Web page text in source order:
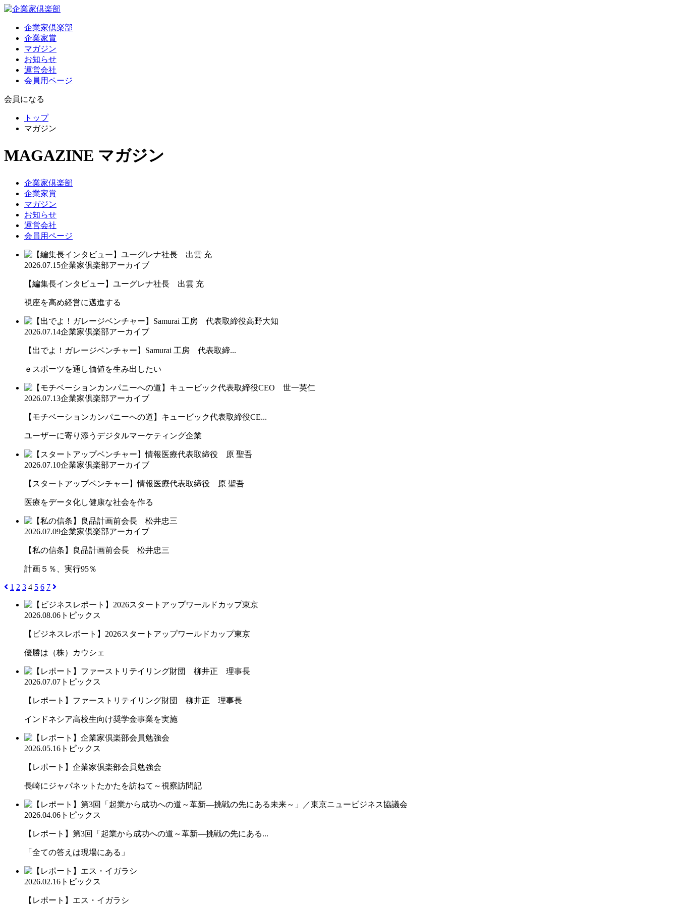
企業家倶楽部
企業家賞
マガジン
お知らせ
運営会社
会員用ページ
会員になる
トップ
マガジン
MAGAZINE マガジン
企業家倶楽部
企業家賞
マガジン
お知らせ
運営会社
会員用ページ
2026.07.15企業家倶楽部アーカイブ
【編集長インタビュー】ユーグレナ社長 出雲 充
視座を高め経営に邁進する
2026.07.14企業家倶楽部アーカイブ
【出でよ！ガレージベンチャー】Samurai 工房 代表取締...
ｅスポーツを通し価値を生み出したい
2026.07.13企業家倶楽部アーカイブ
【モチベーションカンパニーへの道】キュービック代表取締役CE...
ユーザーに寄り添うデジタルマーケティング企業
2026.07.10企業家倶楽部アーカイブ
【スタートアップベンチャー】情報医療代表取締役 原 聖吾
医療をデータ化し健康な社会を作る
2026.07.09企業家倶楽部アーカイブ
【私の信条】良品計画前会長 松井忠三
計画５％、実行95％
1 2 3 4 5 6 7
2026.08.06 トピックス
【ビジネスレポート】2026スタートアップワールドカップ東京
優勝は（株）カウシェ
2026.07.07 トピックス
【レポート】ファーストリテイリング財団 柳井正 理事長
インドネシア高校生向け奨学金事業を実施
2026.05.16 トピックス
【レポート】企業家倶楽部会員勉強会
長崎にジャパネットたかたを訪ねて～視察訪問記
2026.04.06 トピックス
【レポート】第3回「起業から成功への道～革新―挑戦の先にある...
「全ての答えは現場にある」
2026.02.16 トピックス
【レポート】エス・イガラシ